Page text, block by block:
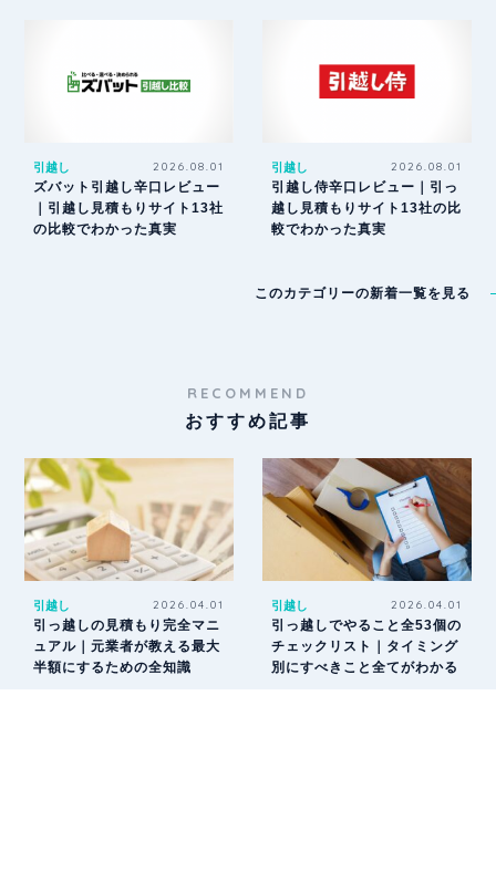
引越し 2026.08.01
ズバット引越し辛口レビュー
｜引越し見積もりサイト13社
の比較でわかった真実
引越し 2026.08.01
引越し侍辛口レビュー｜引っ
越し見積もりサイト13社の比
較でわかった真実
このカテゴリーの新着一覧を見る
RECOMMEND
おすすめ記事
引越し 2026.04.01
引っ越しの見積もり完全マニ
ュアル｜元業者が教える最大
半額にするための全知識
引越し 2026.04.01
引っ越しでやること全53個の
チェックリスト｜タイミング
別にすべきこと全てがわかる